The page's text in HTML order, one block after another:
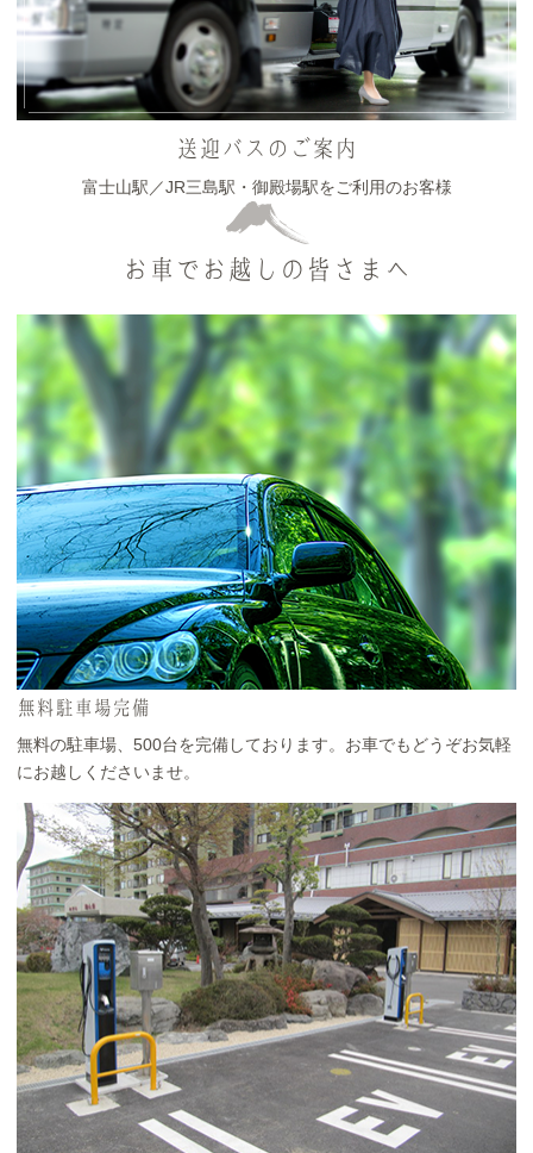
送迎バスのご案内
富士山駅／JR三島駅・御殿場駅をご利用のお客様
お車でお越しの皆さまへ
無料駐車場完備
無料の駐車場、500台を完備しております。お車でもどうぞお気軽
にお越しくださいませ。